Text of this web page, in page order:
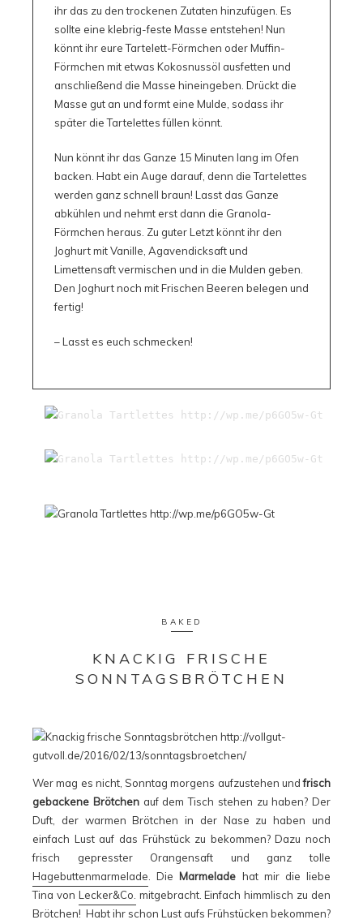
ihr das zu den trockenen Zutaten hinzufügen. Es
sollte eine klebrig-feste Masse entstehen! Nun
könnt ihr eure Tartelett-Förmchen oder Muffin-
Förmchen mit etwas Kokosnussöl ausfetten und
anschließend die Masse hineingeben. Drückt die
Masse gut an und formt eine Mulde, sodass ihr
später die Tartelettes füllen könnt.
Nun könnt ihr das Ganze 15 Minuten lang im Ofen
backen. Habt ein Auge darauf, denn die Tartelettes
werden ganz schnell braun! Lasst das Ganze
abkühlen und nehmt erst dann die Granola-
Förmchen heraus. Zu guter Letzt könnt ihr den
Joghurt mit Vanille, Agavendicksaft und
Limettensaft vermischen und in die Mulden geben.
Den Joghurt noch mit Frischen Beeren belegen und
fertig!
– Lasst es euch schmecken!
BAKED
KNACKIG FRISCHE
SONNTAGSBRÖTCHEN
Wer mag es nicht, Sonntag morgens aufzustehen undfrisch
gebackene Brötchenauf dem Tisch stehen zu haben? Der
Duft, der warmen Brötchen in der Nase zu haben und
einfach Lust auf das Frühstück zu bekommen? Dazu noch
frisch gepresster Orangensaft und ganz tolle
Hagebuttenmarmelade . Die Marmelade hat mir die liebe
Tina von Lecker&Co. mitgebracht. Einfach himmlisch zu den
Brötchen! Habt ihr schon Lust aufs Frühstücken bekommen?